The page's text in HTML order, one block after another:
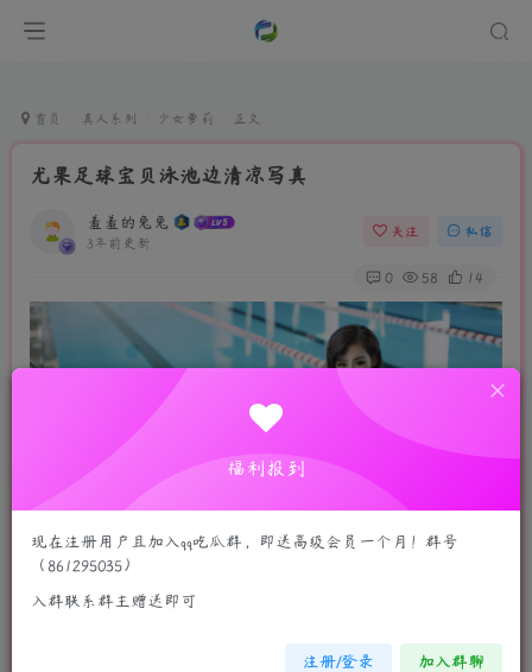
首页 真人系列 少女萝莉 正文
尤果足球宝贝泳池边清凉写真
羞羞的兔兔
3年前更新
关注 私信
0 58 14
福利报到
现在注册用户且加入qq吃瓜群，即送高级会员一个月！群号
（861295035）
入群联系群主赠送即可
注册/登录 加入群聊